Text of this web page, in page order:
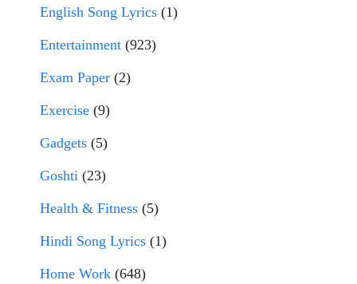
English Song Lyrics (1)
Entertainment (923)
Exam Paper (2)
Exercise (9)
Gadgets (5)
Goshti (23)
Health & Fitness (5)
Hindi Song Lyrics (1)
Home Work (648)